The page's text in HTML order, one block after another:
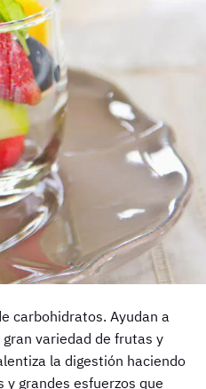
carbohidratos. Ayudan a
variedad de frutas y
la digestión haciendo
grandes esfuerzos que